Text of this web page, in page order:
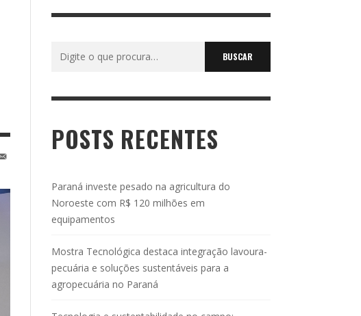
POSTS RECENTES
Paraná investe pesado na agricultura do
Noroeste com R$ 120 milhões em
equipamentos
Mostra Tecnológica destaca integração lavoura-
pecuária e soluções sustentáveis para a
agropecuária no Paraná